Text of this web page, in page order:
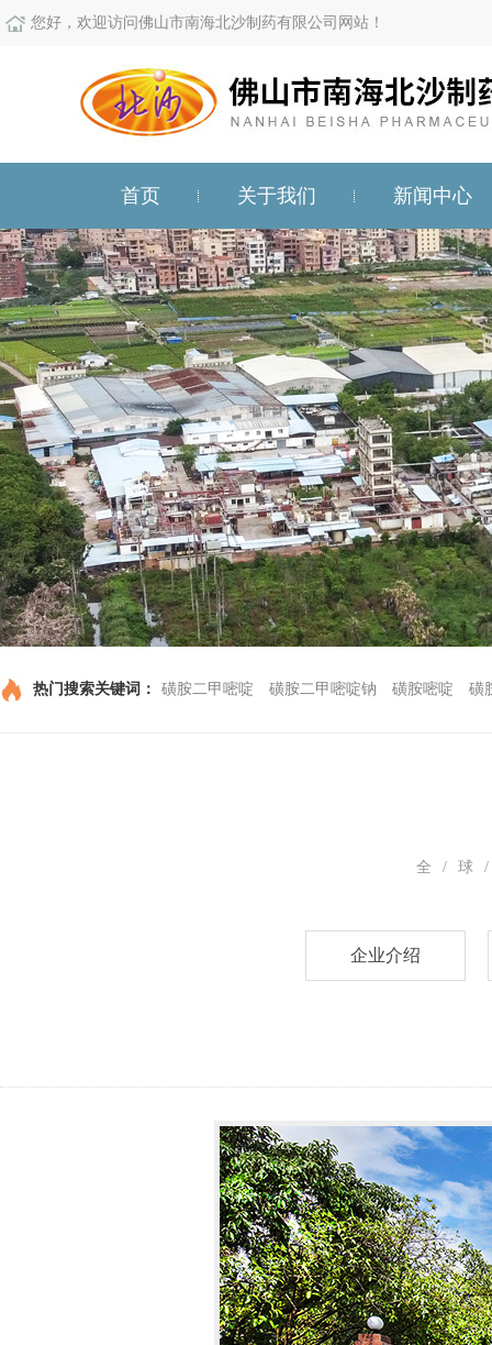
您好，欢迎访问佛山市南海北沙制药有限公司网站！
首页 关于我们 新闻中心
热门搜索关键词： 磺胺二甲嘧啶 磺胺二甲嘧啶钠 磺胺嘧啶 磺
全/
企业介绍